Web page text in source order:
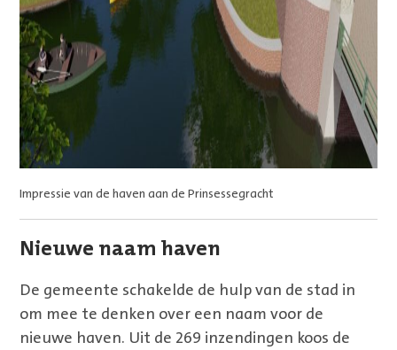
Impressie van de haven aan de Prinsessegracht
Nieuwe naam haven
De gemeente schakelde de hulp van de stad in
om mee te denken over een naam voor de
nieuwe haven. Uit de 269 inzendingen koos de